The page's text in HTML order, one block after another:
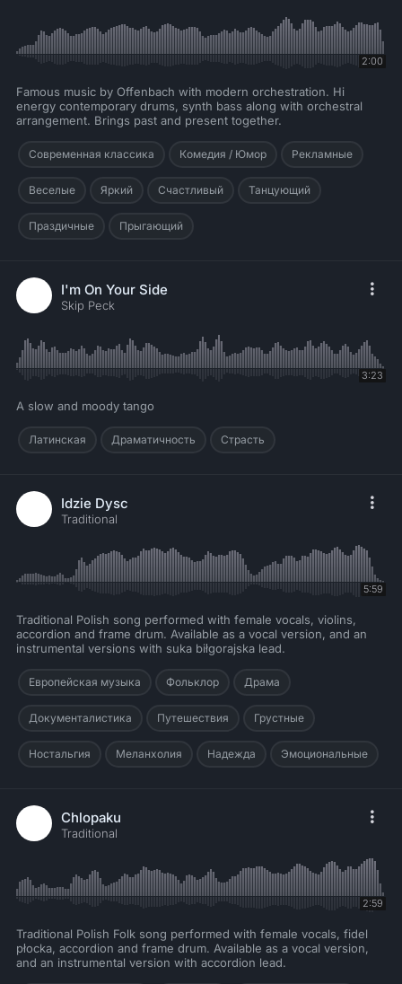
2:00
Famous music by Offenbach with modern orchestration. Hi
energy contemporary drums, synth bass along with orchestral
arrangement. Brings past and present together.
Современная классика Комедия / Юмор Рекламные
Веселые Яркий Счастливый Танцующий
Праздичные Прыгающий
I'm On Your Side
Skip Peck
3:23
A slow and moody tango
Латинская Драматичность Страсть
Idzie Dysc
Traditional
5:59
Traditional Polish song performed with female vocals, violins,
accordion and frame drum. Available as a vocal version, and an
instrumental versions with suka biłgorajska lead.
Европейская музыка Фольклор Драма
Документалистика Путешествия Грустные
Ностальгия Меланхолия Надежда Эмоциональные
Chlopaku
Traditional
2:59
Traditional Polish Folk song performed with female vocals, fidel
płocka, accordion and frame drum. Available as a vocal version,
and an instrumental version with accordion lead.